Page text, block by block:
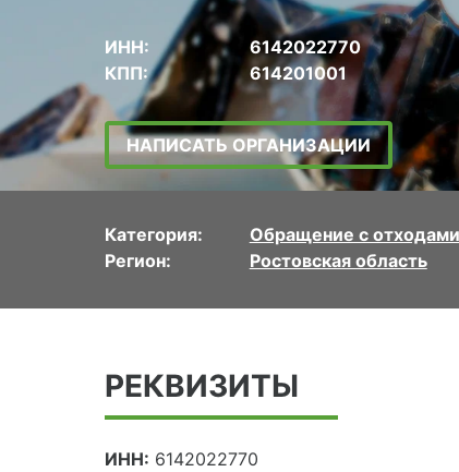
ИНН:
6142022770
КПП:
614201001
НАПИСАТЬ ОРГАНИЗАЦИИ
Категория: Обращение с отходами
Регион:
Ростовская область
РЕКВИЗИТЫ
ИНН: 6142022770